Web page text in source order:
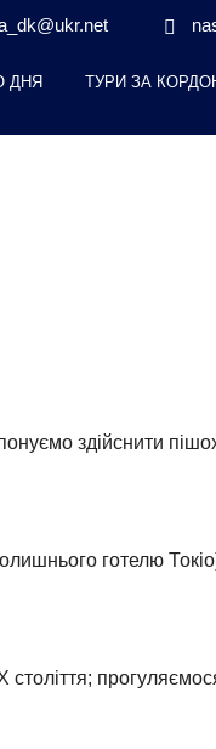
ДНЯ ТУРИ ЗА
здійснити
готелю